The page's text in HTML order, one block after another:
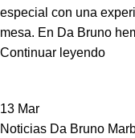
especial con una
mesa. En Da Bruno
Continuar leyendo
13 Mar
Noticias Da Bruno